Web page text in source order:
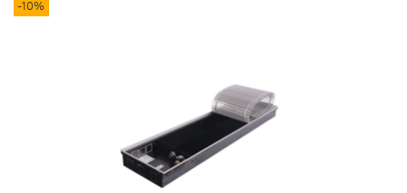
-10%